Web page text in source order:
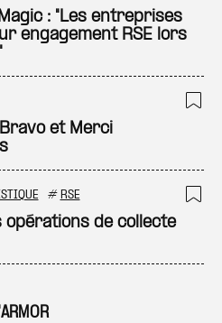
: "Les entreprises
engagement RSE lors
et Merci
# RSE
opérations de collecte